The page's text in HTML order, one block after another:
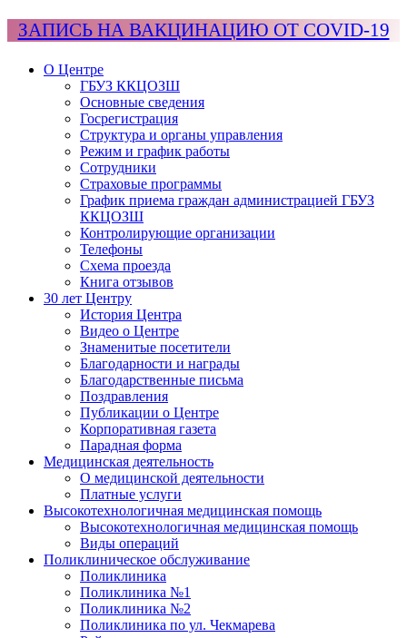
ЗАПИСЬ НА ВАКЦИНАЦИЮ ОТ COVID-19
О Центре
ГБУЗ ККЦОЗШ
Основные сведения
Госрегистрация
Структура и органы управления
Режим и график работы
Сотрудники
Страховые программы
График приема граждан администрацией ГБУЗ
ККЦОЗШ
Контролирующие организации
Телефоны
Схема проезда
Книга отзывов
30 лет Центру
История Центра
Видео о Центре
Знаменитые посетители
Благодарности и награды
Благодарственные письма
Поздравления
Публикации о Центре
Корпоративная газета
Парадная форма
Медицинская деятельность
О медицинской деятельности
Платные услуги
Высокотехнологичная медицинская помощь
Высокотехнологичная медицинская помощь
Виды операций
Поликлиническое обслуживание
Поликлиника
Поликлиника №1
Поликлиника №2
Поликлиника по ул. Чекмарева